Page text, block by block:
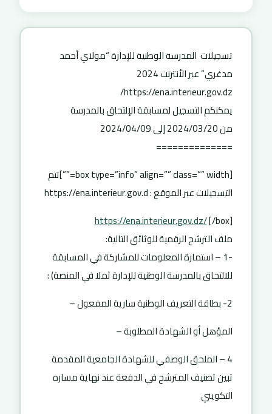
تسجيلات المدرسة الوطنية للإدارة “مولاي أحمد
مدغري” عبر الأنترنت 2024
https://ena.interieur.gov.dz/
يمكنكم التسجيل لمسابقة الإلتحاق بالمدرسة
من 2024/03/20 إلى 2024/04/09
==============
[box type=”info” align=”” class=”” width=””]تتم
التسجيلات عبر الموقع : https://ena.interieur.gov.d
https://ena.interieur.gov.dz/[/box]
ملف الترشح الرقمية للوثائق التالية:
-1 – استمارة المعلومات للمشاركة في المسابقة
للالتحاق بالمدرسة الوطنية للإدارة ثملا في المنصة) :
2- بطاقة التعريف الوطنية سارية المفعول –
المؤهل أو الشهادة المطلوبة –
4 – الملحق الوصفي للشهادة الجامعية المقدمة
تبين تصنيف المترشح في الدفعة عند نهاية مساره
التكويني